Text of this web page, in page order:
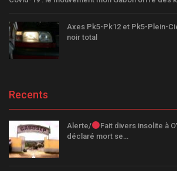
Axes Pk5-Pk12 et Pk5-Plein-
noir total
Recents
Alerte/
Fait divers insolite à
déclaré mort se…